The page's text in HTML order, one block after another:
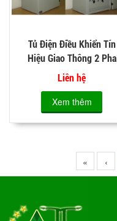
Tủ Điện Điều Khiển Tín
Hiệu Giao Thông 2 Pha
Liên hệ
Xem thêm
« ‹